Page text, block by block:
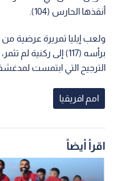
أنقذها الحارس (104).
ولعب إيليا تمريرة عرضية
برأسه (117) إلى ركنية
الترجيح التي ابتمست
امم افريقيا
اقرأ أيضاً